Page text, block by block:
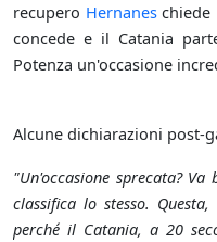
recupero Hernaneschiede
concede e il Catania
Potenza un'occasione
Alcune dichiarazioni post-
"Un'occasione sprecata?
classifica lo stesso.
perché il Catania, a 20